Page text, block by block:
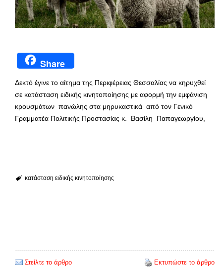
Share
Δεκτό έγινε το αίτημα της Περιφέρειας Θεσσαλίας να κηρυχθεί
σε κατάσταση ειδικής κινητοποίησης με αφορμή την εμφάνιση
κρουσμάτων πανώλης στα μηρυκαστικά από τον Γενικό
Γραμματέα Πολιτικής Προστασίας κ. Βασίλη Παπαγεωργίου,
κατάσταση ειδικής κινητοποίησης
Στείλτε το άρθρο
Εκτυπώστε το άρθρο